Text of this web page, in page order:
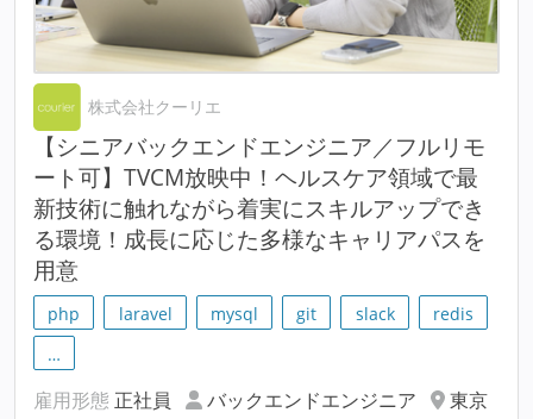
株式会社クーリエ
【シニアバックエンドエンジニア／フルリモ
ート可】TVCM放映中！ヘルスケア領域で最
新技術に触れながら着実にスキルアップでき
る環境！成長に応じた多様なキャリアパスを
用意
php laravel mysql git slack
redis
…
雇用形態 正社員 バックエンドエンジニア
東京